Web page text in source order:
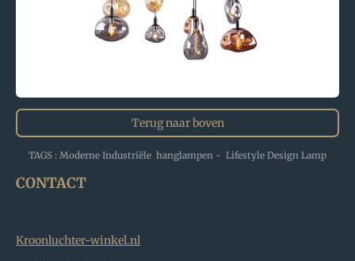
Terug naar boven
TAGS : Moderne Industriële hanglampen - Lifestyle Design Lamp
CONTACT
Kroonluchter-winkel.nl